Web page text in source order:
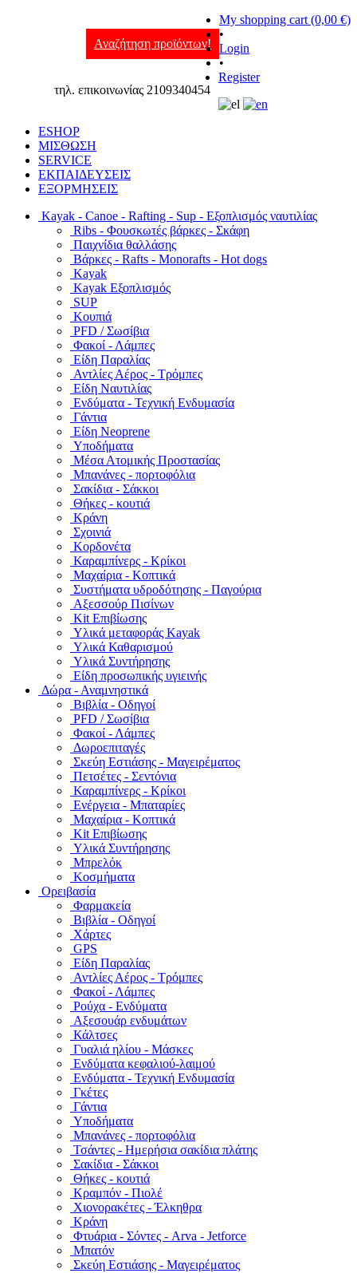
Αναζήτηση προϊόντων!
τηλ. επικοινωνίας 2109340454
My shopping cart (0,00 €)
•
Login
•
Register
ESHOP
ΜΙΣΘΩΣΗ
SERVICE
ΕΚΠΑΙΔΕΥΣΕΙΣ
ΕΞΟΡΜΗΣΕΙΣ
Kayak - Canoe - Rafting - Sup - Εξοπλισμός ναυτιλίας
Ribs - Φουσκωτές βάρκες - Σκάφη
Παιχνίδια θαλλάσης
Βάρκες - Rafts - Monorafts - Hot dogs
Kayak
Kayak Εξοπλισμός
SUP
Κουπιά
PFD / Σωσίβια
Φακοί - Λάμπες
Είδη Παραλίας
Αντλίες Αέρος - Τρόμπες
Είδη Ναυτιλίας
Ενδύματα - Τεχνική Ενδυμασία
Γάντια
Είδη Neoprene
Υποδήματα
Μέσα Ατομικής Προστασίας
Μπανάνες - πορτοφόλια
Σακίδια - Σάκκοι
Θήκες - κουτιά
Κράνη
Σχοινιά
Κορδονέτα
Καραμπίνερς - Κρίκοι
Μαχαίρια - Κοπτικά
Συστήματα υδροδότησης - Παγούρια
Αξεσσούρ Πισίνων
Kit Επιβίωσης
Υλικά μεταφοράς Kayak
Υλικά Καθαρισμού
Υλικά Συντήρησης
Είδη προσωπικής υγιεινής
Δώρα - Αναμνηστικά
Βιβλία - Οδηγοί
PFD / Σωσίβια
Φακοί - Λάμπες
Δωροεπιταγές
Σκεύη Εστιάσης - Μαγειρέματος
Πετσέτες - Σεντόνια
Καραμπίνερς - Κρίκοι
Ενέργεια - Μπαταρίες
Μαχαίρια - Κοπτικά
Kit Επιβίωσης
Υλικά Συντήρησης
Μπρελόκ
Κοσμήματα
Ορειβασία
Φαρμακεία
Βιβλία - Οδηγοί
Χάρτες
GPS
Είδη Παραλίας
Αντλίες Αέρος - Τρόμπες
Φακοί - Λάμπες
Ρούχα - Ενδύματα
Αξεσουάρ ενδυμάτων
Κάλτσες
Γυαλιά ηλίου - Μάσκες
Ενδύματα κεφαλιού-λαιμού
Ενδύματα - Τεχνική Ενδυμασία
Γκέτες
Γάντια
Υποδήματα
Μπανάνες - πορτοφόλια
Τσάντες - Ημερήσια σακίδια πλάτης
Σακίδια - Σάκκοι
Θήκες - κουτιά
Κραμπόν - Πιολέ
Χιονορακέτες - Έλκηθρα
Κράνη
Φτυάρια - Σόντες - Arva - Jetforce
Μπατόν
Σκεύη Εστιάσης - Μαγειρέματος